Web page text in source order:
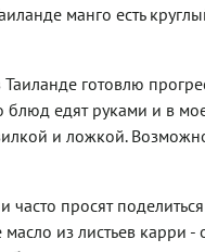
манго есть
готовлю
едят руками и в
и ложкой.
часто просят
из листьев карри